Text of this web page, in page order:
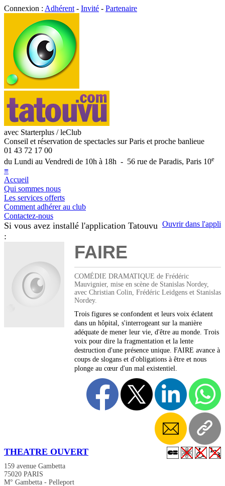
Connexion : Adhérent - Invité - Partenaire
avec Starterplus / leClub
Conseil et réservation de spectacles sur Paris et proche banlieue
01 43 72 17 00
du Lundi au Vendredi de 10h à 18h - 56 rue de Paradis, Paris 10e
≡
Accueil
Qui sommes nous
Les services offerts
Comment adhérer au club
Contactez-nous
Ouvrir dans l'appli
Si vous avez installé l'application Tatouvu
:
FAIRE
COMÉDIE DRAMATIQUE de Frédéric
Mauvignier, mise en scène de Stanislas Nordey,
avec Christian Colin, Frédéric Leidgens et Stanislas
Nordey.
Trois figures se confondent et leurs voix éclatent
dans un hôpital, s'interrogeant sur la manière
adéquate de mener leur vie, d'être au monde. Trois
voix pour dire la fragmentation et la lente
destruction d'une présence unique. FAIRE avance à
coups de slogans et d'obligations à être et nous
plonge au cœur d'un mal existentiel.
THEATRE OUVERT
159 avenue Gambetta
75020 PARIS
M° Gambetta - Pelleport